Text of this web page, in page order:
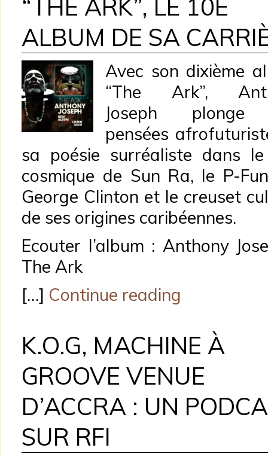
“THE ARK”, LE 10E
ALBUM DE SA
Avec son dixième
“The Ark”,
Joseph plonge
pensées
sa poésie surréaliste dans
cosmique de Sun Ra, le P-
George Clinton et le creuset
de ses origines caribéennes.
Ecouter l’album : Anthony
The Ark
[…] Continue reading
K.O.G, MACHINE À
GROOVE VENUE
D’ACCRA : UN
SUR RFI